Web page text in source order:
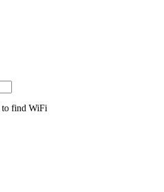
to find WiFi